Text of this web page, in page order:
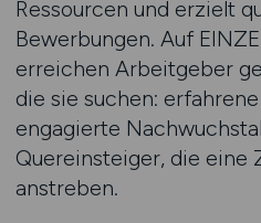
Ressourcen und erzielt
Bewerbungen. Auf
erreichen Arbeitgeber
die sie suchen:
engagierte
Quereinsteiger, die eine
anstreben.